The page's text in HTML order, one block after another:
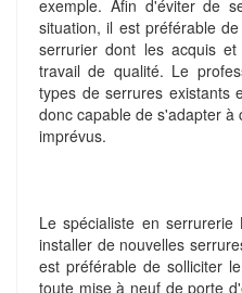
exemple. Afin d'éviter de
situation, il est préférable
serrurier dont les acquis
travail de qualité. Le
types de serrures existants
donc capable de s'adapter
imprévus.
Le spécialiste en
installer de nouvelles
est préférable de solliciter
toute mise à neuf de porte